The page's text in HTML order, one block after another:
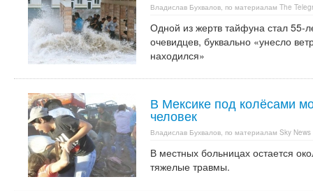
Владислав Бухвалов, по материалам The
Одной из жертв тайфуна стал 55-
очевидцев, буквально «унесло
находился»
В Мексике под колёсами
человек
Владислав Бухвалов, по материалам Sky News
В местных больницах остается
тяжелые травмы.